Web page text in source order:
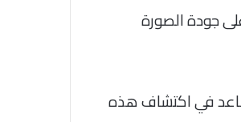
جودة الصورة
في اكتشاف هذه